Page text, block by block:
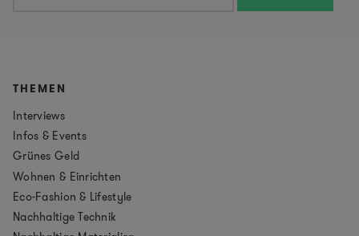
THEMEN
Interviews
Infos & Events
Grünes Geld
Wohnen & Einrichten
Eco-Fashion & Lifestyle
Nachhaltige Technik